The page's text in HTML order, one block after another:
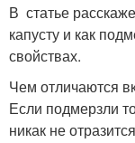
В статье
капусту и как
свойствах.
Чем отличаются
Если подмерзли
никак не